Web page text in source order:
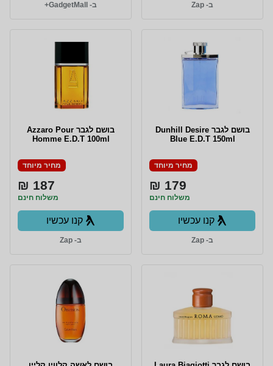
ב- Zap ב- GadgetMall+
בושם לגבר Dunhill Desire
Blue E.D.T 150ml
מחיר מיוחד
179 ₪
משלוח חינם
קנו עכשיו
ב- Zap
בושם לגבר Azzaro Pour
Homme E.D.T 100ml
מחיר מיוחד
187 ₪
משלוח חינם
קנו עכשיו
ב- Zap